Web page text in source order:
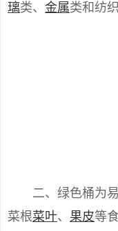
璃类、 金属类和纺
二、绿色桶为易
菜根菜叶、 果皮等